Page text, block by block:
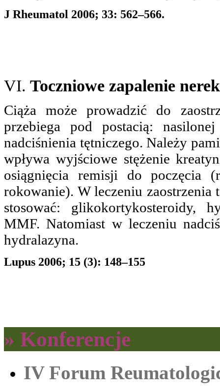
J Rheumatol 2006; 33: 562–566.
VI. Toczniowe zapalenie
Ciąża może prowadzić do
przebiega pod postacią:
nadciśnienia tętniczego. Należy
wpływa wyjściowe stężenie
osiągnięcia remisji do poczęcia
rokowanie). W leczeniu
stosować: glikokortykosteroidy,
MMF. Natomiast w leczeniu
hydralazyna.
Lupus 2006; 15 (3): 148–155
» Konferencje
IV Forum